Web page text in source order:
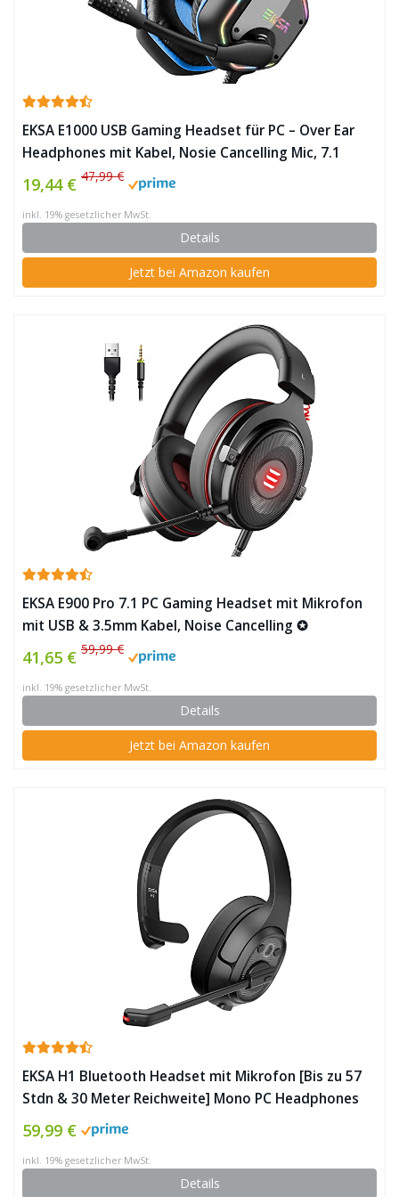
EKSA E1000 USB Gaming Headset für PC – Over Ear
Headphones mit Kabel, Nosie Cancelling Mic, 7.1
Surround Sound, RGB-Licht – Gaming Kopfhörer mit
Mikrofon für PS4/PS5 ✪
19,44 € 47,99 €
inkl. 19% gesetzlicher MwSt.
Details
Jetzt bei Amazon kaufen
EKSA E900 Pro 7.1 PC Gaming Headset mit Mikrofon
mit USB & 3.5mm Kabel, Noise Cancelling ✪
41,65 € 59,99 €
inkl. 19% gesetzlicher MwSt.
Details
Jetzt bei Amazon kaufen
EKSA H1 Bluetooth Headset mit Mikrofon [Bis zu 57
Stdn & 30 Meter Reichweite] Mono PC Headphones
mit AI Noise Cancelling Mic, Wireless Chat Headset
für Auto & LKW-Fahrer/Büro/Home Office/Call Center
✪
59,99 €
inkl. 19% gesetzlicher MwSt.
Details